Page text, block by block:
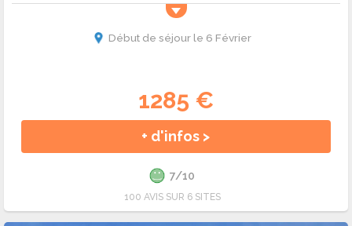
Début de séjour le 6 Février
1285 €
+ d'infos >
7/10
100 AVIS SUR 6 SITES